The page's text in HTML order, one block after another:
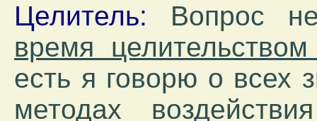
Целитель: Вопрос
время
есть я говорю о всех
методах